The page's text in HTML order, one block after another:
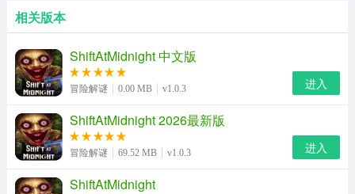
相关版本
ShiftAtMidnight 中文版
冒险解谜 0.00 MB v1.0.3 进入
ShiftAtMidnight 2026最新版
冒险解谜 69.52 MB v1.0.3 进入
ShiftAtMidnight